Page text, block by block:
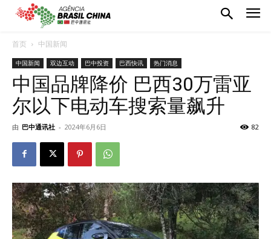
首页 中国新闻
中国新闻 双边互动 巴中投资 巴西快讯 热门消息
中国品牌降价 巴西30万雷亚
尔以下电动车搜索量飙升
由 巴中通讯社 - 2024年6月6日 82